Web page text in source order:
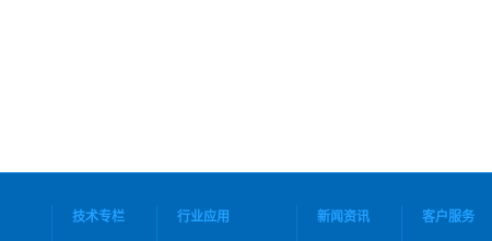
技术专栏 行业应用 新闻资讯 客户服务